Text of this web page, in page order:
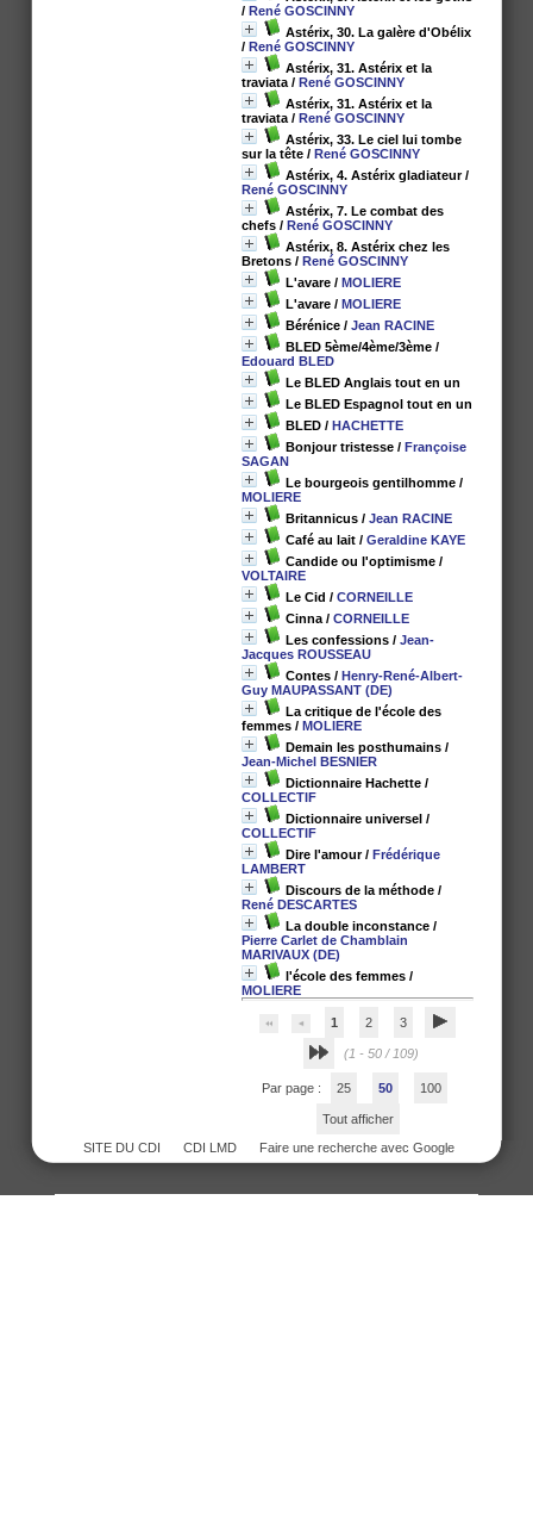
/ René GOSCINNY
Astérix, 30. La galère d'Obélix
/ René GOSCINNY
Astérix, 31. Astérix et la
traviata / René GOSCINNY
Astérix, 31. Astérix et la
traviata / René GOSCINNY
Astérix, 33. Le ciel lui tombe
sur la tête / René GOSCINNY
Astérix, 4. Astérix gladiateur/
René GOSCINNY
Astérix, 7. Le combat des
chefs / René GOSCINNY
Astérix, 8. Astérix chez les
Bretons / René GOSCINNY
L'avare / MOLIERE
L'avare / MOLIERE
Bérénice / Jean RACINE
BLED 5ème/4ème/3ème /
Edouard BLED
Le BLED Anglais tout en un
Le BLED Espagnol tout en un
BLED / HACHETTE
Bonjour tristesse / Françoise
SAGAN
Le bourgeois gentilhomme /
MOLIERE
Britannicus / Jean RACINE
Café au lait / Geraldine KAYE
Candide ou l'optimisme /
VOLTAIRE
Le Cid / CORNEILLE
Cinna / CORNEILLE
Les confessions / Jean-
Jacques ROUSSEAU
Contes / Henry-René-Albert-
Guy MAUPASSANT (DE)
La critique de l'école des
femmes / MOLIERE
Demain les posthumains /
Jean-Michel BESNIER
Dictionnaire Hachette /
COLLECTIF
Dictionnaire universel /
COLLECTIF
Dire l'amour/ Frédérique
LAMBERT
Discours de la méthode /
René DESCARTES
La double inconstance /
Pierre Carlet de Chamblain
MARIVAUX (DE)
l'école des femmes /
MOLIERE
1 2 3
(1 - 50 / 109)
Par page : 25 50 100
Tout afficher
SITE DU CDI
CDI LMD Faire une recherche avec Google